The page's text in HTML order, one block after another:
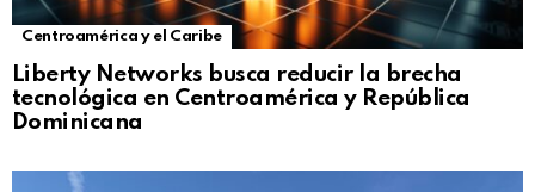
Centroamérica y el Caribe
Liberty Networks busca reducir la brecha
tecnológica en Centroamérica y República
Dominicana